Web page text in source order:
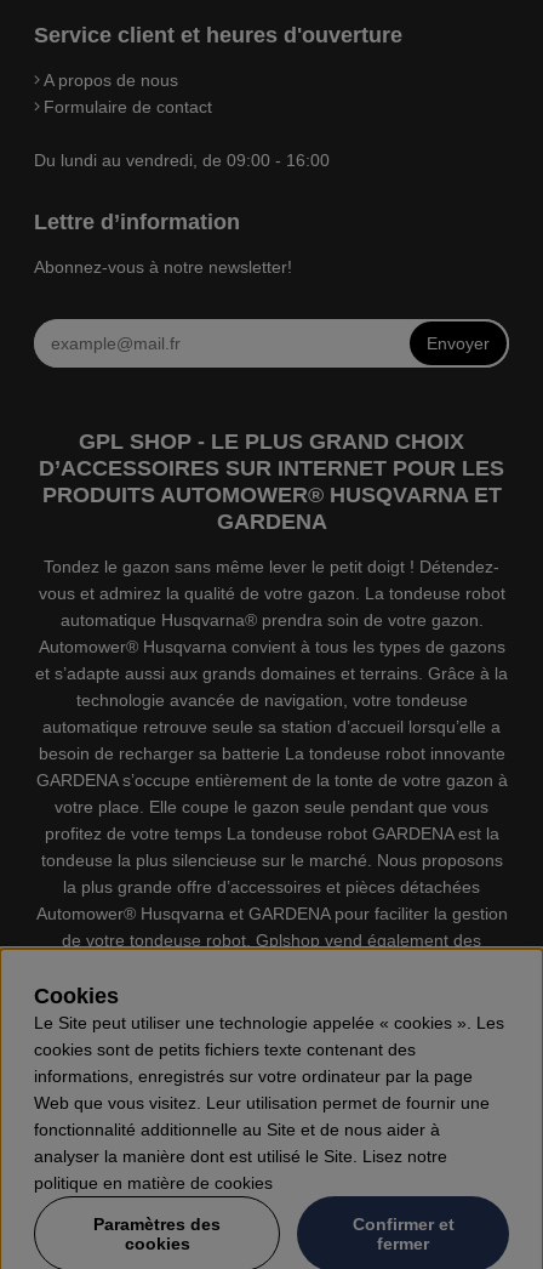
Service client et heures d'ouverture
A propos de nous
Formulaire de contact
Du lundi au vendredi, de 09:00 - 16:00
Lettre d’information
Abonnez-vous à notre newsletter!
Envoyer
GPL SHOP - LE PLUS GRAND CHOIX
D’ACCESSOIRES SUR INTERNET POUR LES
PRODUITS AUTOMOWER® HUSQVARNA ET
GARDENA
Tondez le gazon sans même lever le petit doigt ! Détendez-
vous et admirez la qualité de votre gazon. La tondeuse robot
automatique Husqvarna® prendra soin de votre gazon.
Automower® Husqvarna convient à tous les types de gazons
et s’adapte aussi aux grands domaines et terrains. Grâce à la
technologie avancée de navigation, votre tondeuse
automatique retrouve seule sa station d’accueil lorsqu’elle a
besoin de recharger sa batterie La tondeuse robot innovante
GARDENA s’occupe entièrement de la tonte de votre gazon à
votre place. Elle coupe le gazon seule pendant que vous
profitez de votre temps La tondeuse robot GARDENA est la
tondeuse la plus silencieuse sur le marché. Nous proposons
la plus grande offre d’accessoires et pièces détachées
Automower® Husqvarna et GARDENA pour faciliter la gestion
de votre tondeuse robot. Gplshop vend également des
individuel, Coupe-bordures, Débroussailleuses, Taille haies,
Motoculteurs, Souffleur, Souffleuses à neige, Nettoyeurs
haute pression, Aspirateur, Découpeuses, Haches, Outils
forestiers, Lubrifiants, Carburants, Jouets ETC.
Cookies
Le Site peut utiliser une technologie appelée « cookies ». Les
cookies sont de petits fichiers texte contenant des
informations, enregistrés sur votre ordinateur par la page
Web que vous visitez. Leur utilisation permet de fournir une
fonctionnalité additionnelle au Site et de nous aider à
analyser la manière dont est utilisé le Site. Lisez notre
politique en matière de cookies
Paramètres des
cookies
Confirmer et
fermer